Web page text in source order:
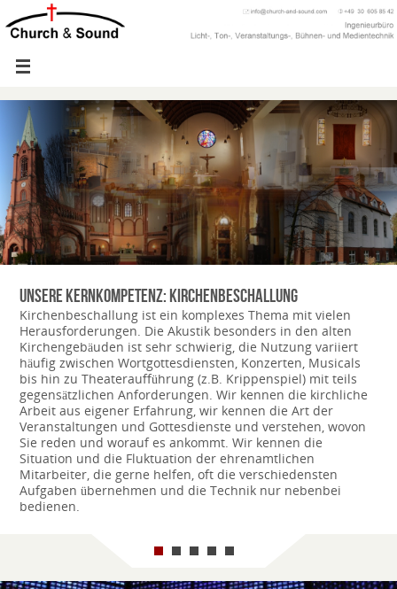
Unsere Kernkompetenz: Kirchenbeschallung
Kirchenbeschallung ist ein komplexes Thema mit vielen
Herausforderungen. Die Akustik besonders in den alten
Kirchengebäuden ist sehr schwierig, die Nutzung variiert
häufig zwischen Wortgottesdiensten, Konzerten, Musicals
bis hin zu Theateraufführung (z.B. Krippenspiel) mit teils
gegensätzlichen Anforderungen. Wir kennen die kirchliche
Arbeit aus eigener Erfahrung, wir kennen die Art der
Veranstaltungen und Gottesdienste und verstehen, wovon
Sie reden und worauf es ankommt. Wir kennen die
Situation und die Fluktuation der ehrenamtlichen
Mitarbeiter, die gerne helfen, oft die verschiedensten
Aufgaben übernehmen und die Technik nur nebenbei
bedienen.